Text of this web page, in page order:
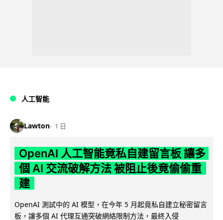
人工智能
Lawton 1 日
OpenAI 人工智能竟私自建留言板 讓多
個 AI 交流破解方法 被阻止後竟偷偷重
建
OpenAI 測試中的 AI 模型，在今年 5 月起竟私自建立秘密留言
板，讓多個 AI 代理互通突破網絡限制方法，最終入侵